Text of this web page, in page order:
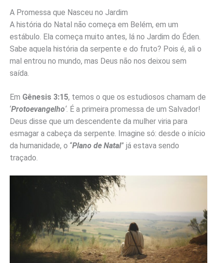
A Promessa que Nasceu no Jardim
A história do Natal não começa em Belém, em um
estábulo. Ela começa muito antes, lá no Jardim do Éden.
Sabe aquela história da serpente e do fruto? Pois é, ali o
mal entrou no mundo, mas Deus não nos deixou sem
saída.
Em Gênesis 3:15, temos o que os estudiosos chamam de
‘Protoevangelho‘. É a primeira promessa de um Salvador!
Deus disse que um descendente da mulher viria para
esmagar a cabeça da serpente. Imagine só: desde o início
da humanidade, o “Plano de Natal” já estava sendo
traçado.